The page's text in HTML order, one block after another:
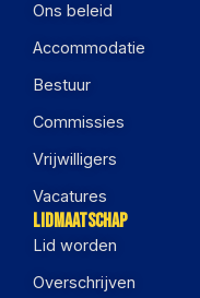
Ons beleid
Accommodatie
Bestuur
Commissies
Vrijwilligers
Vacatures
Lidmaatschap
Lid worden
Overschrijven